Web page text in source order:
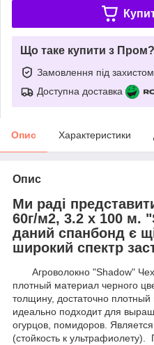
Що таке купити з Пром?
Замовлення під захистом
Доступна доставка
Опис Характеристики
Опис
Ми раді
60г/м2, 3.2 х 100 м.
даний спанбонд є
широкий спектр
Агроволокно "Shadow"
плотный материал черного
толщину, достаточно
идеально подходит для
огурцов, помидоров.
(стойкость к